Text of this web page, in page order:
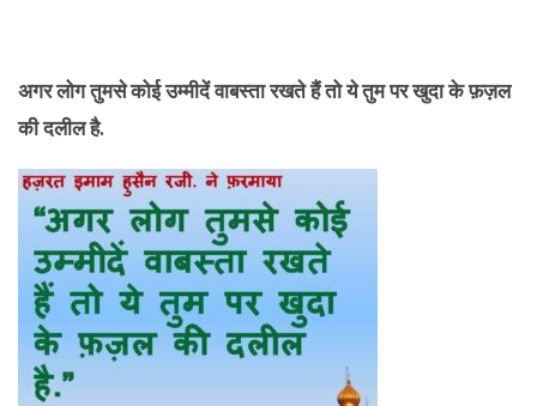
अगर लोग तुमसे कोई उम्मीदें वाबस्ता रखते हैं तो ये तुम पर खुदा के फ़ज़ल
की दलील है.